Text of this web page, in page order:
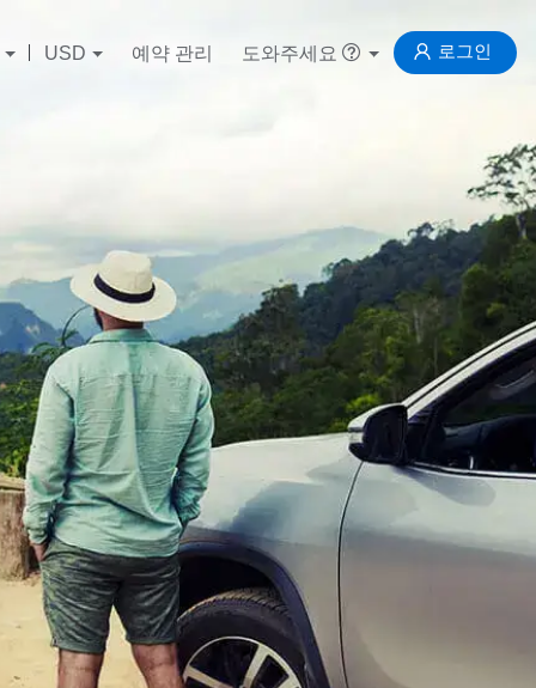
USD 예약 관리 도와주세요 로그인